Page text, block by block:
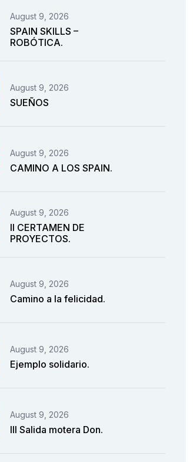
August 9, 2026
SPAIN SKILLS –
ROBÓTICA.
August 9, 2026
SUEÑOS
August 9, 2026
CAMINO A LOS SPAIN.
August 9, 2026
II CERTAMEN DE
PROYECTOS.
August 9, 2026
Camino a la felicidad.
August 9, 2026
Ejemplo solidario.
August 9, 2026
III Salida motera Don.